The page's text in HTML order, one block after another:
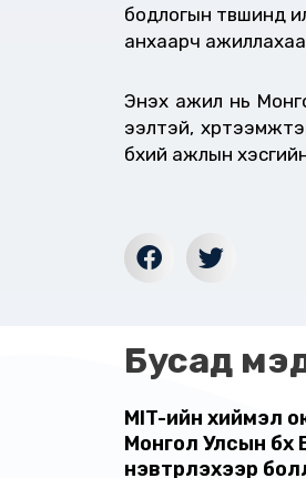
бодлогын түвшинд
анхаарч
Энэхүү ажил нь
ээлтэй,
бүхий ажлын
Бусад
MIT-ийн хиймэл
Монгол Улсын
нэвтрүүлэхээр